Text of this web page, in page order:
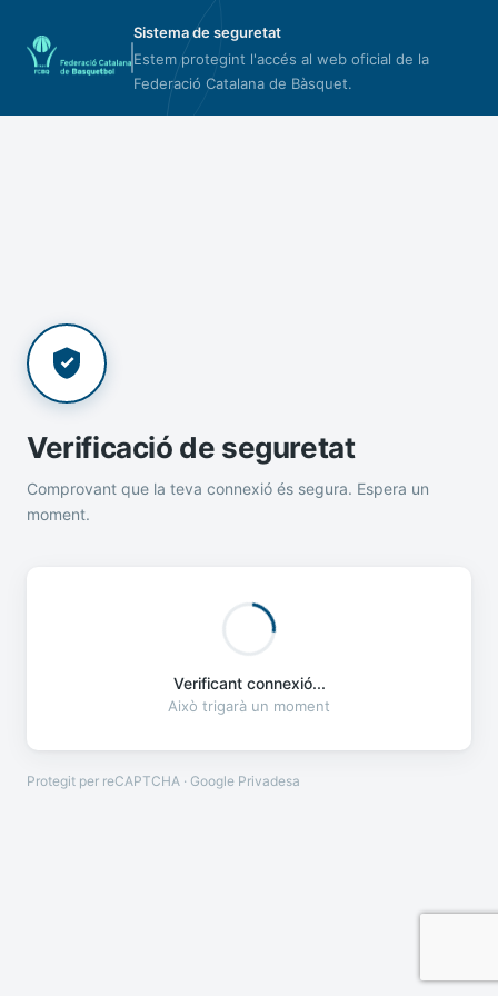
Sistema de seguretat
Estem protegint l'accés al web oficial de la
Federació Catalana de Bàsquet.
Verificació de seguretat
Comprovant que la teva connexió és segura. Espera un
moment.
Verificant connexió...
Això trigarà un moment
Protegit per reCAPTCHA · Google Privadesa